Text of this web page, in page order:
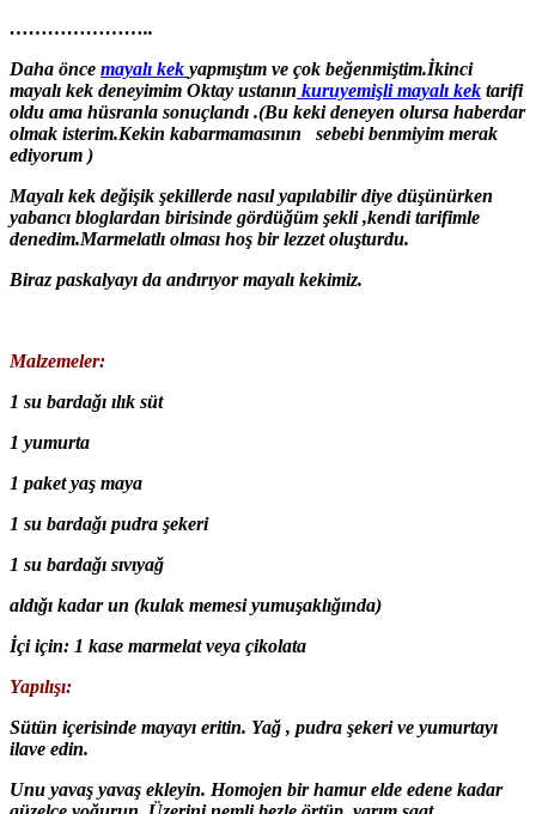
…………………..
Daha önce mayalı kek yapmıştım ve çok beğenmiştim.İkinci
mayalı kek deneyimim Oktay ustanın kuruyemişli mayalı kek tarifi
oldu ama hüsranla sonuçlandı .(Bu keki deneyen olursa haberdar
olmak isterim.Kekin kabarmamasının sebebi benmiyim merak
ediyorum )
Mayalı kek değişik şekillerde nasıl yapılabilir diye düşünürken
yabancı bloglardan birisinde gördüğüm şekli ,kendi tarifimle
denedim.Marmelatlı olması hoş bir lezzet oluşturdu.
Biraz paskalyayı da andırıyor mayalı kekimiz.
Malzemeler:
1 su bardağı ılık süt
1 yumurta
1 paket yaş maya
1 su bardağı pudra şekeri
1 su bardağı sıvıyağ
aldığı kadar un (kulak memesi yumuşaklığında)
İçi için: 1 kase marmelat veya çikolata
Yapılışı:
Sütün içerisinde mayayı eritin. Yağ , pudra şekeri ve yumurtayı
ilave edin.
Unu yavaş yavaş ekleyin. Homojen bir hamur elde edene kadar